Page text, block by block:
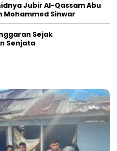
Jubir Al-Qassam Abu
Mohammed Sinwar
Sejak
Senjata